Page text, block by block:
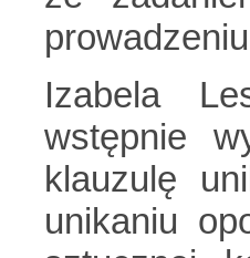
Izabela
wstępnie
klauzulę
unikaniu